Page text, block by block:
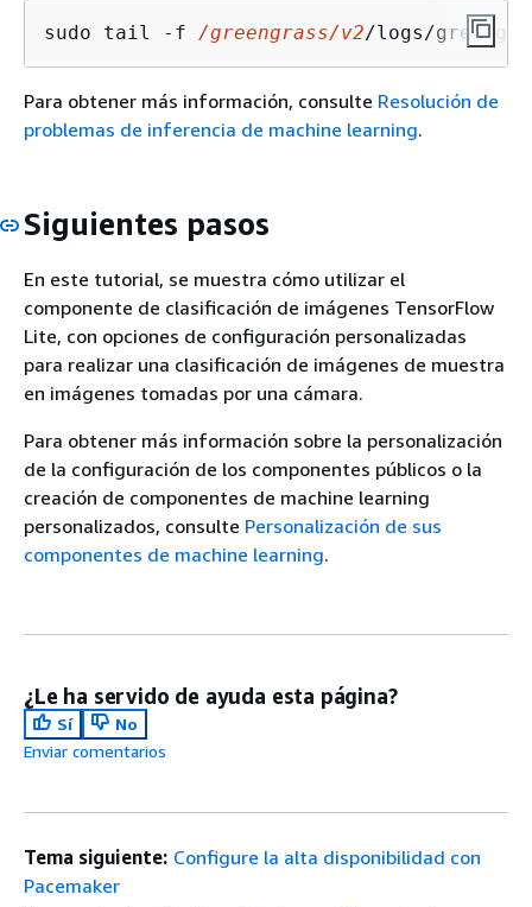
sudo tail -f /greengrass/v2/logs/
Para obtener más información, consulte Resolución de
problemas de inferencia de machine learning.
Siguientes pasos
En este tutorial, se muestra cómo utilizar el
componente de clasificación de imágenes TensorFlow
Lite, con opciones de configuración personalizadas
para realizar una clasificación de imágenes de muestra
en imágenes tomadas por una cámara.
Para obtener más información sobre la personalización
de la configuración de los componentes públicos o la
creación de componentes de machine learning
personalizados, consulte Personalización de sus
componentes de machine learning.
¿Le ha servido de ayuda esta página?
Sí
No
Enviar comentarios
Tema siguiente: Configure la alta disponibilidad con
Pacemaker